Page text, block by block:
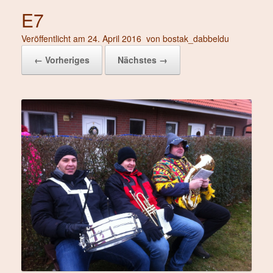
E7
Veröffentlicht am 24. April 2016 von bostak_dabbeldu
← Vorheriges
Nächstes →